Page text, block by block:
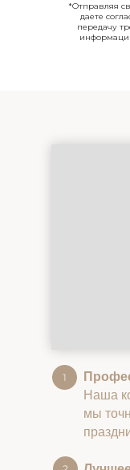
*Отправляя
даете
передачу
Наша
мы